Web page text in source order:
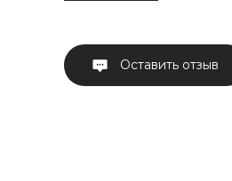
Оставить отзыв